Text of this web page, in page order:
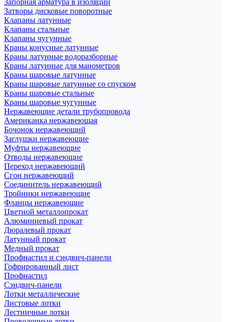
Запорная арматура в изоляции
Затворы дисковые поворотные
Клапаны латунные
Клапаны стальные
Клапаны чугунные
Краны конусные латунные
Краны латунные водоразборные
Краны латунные для манометров
Краны шаровые латунные
Краны шаровые латунные со спуском
Краны шаровые стальные
Краны шаровые чугунные
Нержавеющие детали трубопровода
Американка нержавеющая
Бочонок нержавеющий
Заглушки нержавеющие
Муфты нержавеющие
Отводы нержавеющие
Переход нержавеющий
Сгон нержавеющий
Соединитель нержавеющий
Тройники нержавеющие
Фланцы нержавеющие
Цветной металлопрокат
Алюминиевый прокат
Дюралевый прокат
Латунный прокат
Медный прокат
Профнастил и сэндвич-панели
Гофрированный лист
Профнастил
Сэндвич-панели
Лотки металлические
Листовые лотки
Лестничные лотки